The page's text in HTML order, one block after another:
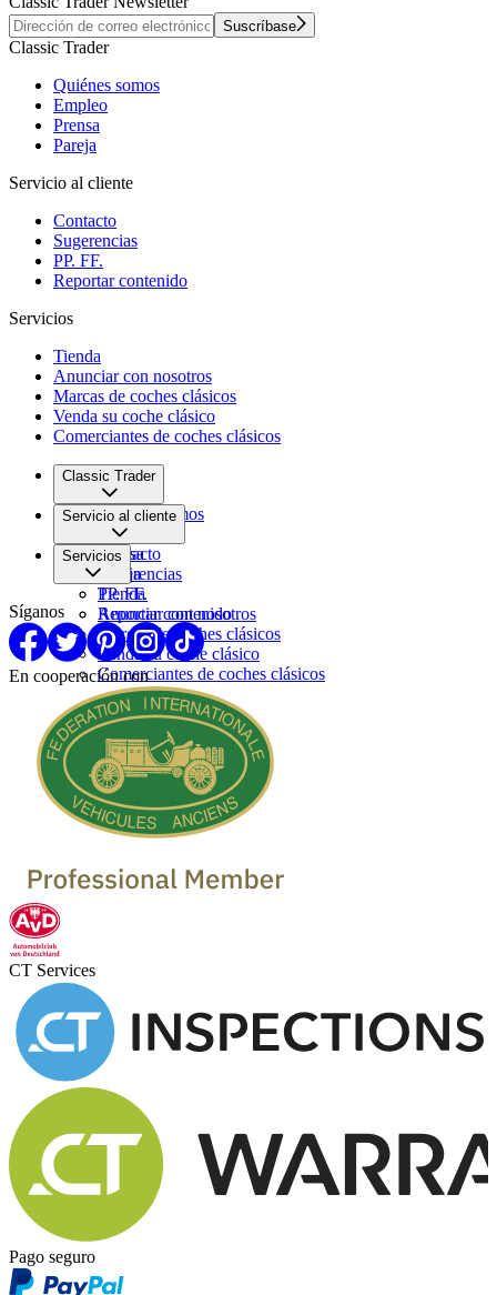
Suscríbase
Classic Trader
Quiénes somos
Empleo
Prensa
Pareja
Servicio al cliente
Contacto
Sugerencias
PP. FF.
Reportar contenido
Servicios
Tienda
Anunciar con nosotros
Marcas de coches clásicos
Venda su coche clásico
Comerciantes de coches clásicos
Classic Trader
Quiénes somos
Empleo
Prensa
Pareja
Servicio al cliente
Contacto
Sugerencias
PP. FF.
Reportar contenido
Servicios
Tienda
Anunciar con nosotros
Marcas de coches clásicos
Venda su coche clásico
Comerciantes de coches clásicos
Síganos
En cooperación con
CT Services
Pago seguro